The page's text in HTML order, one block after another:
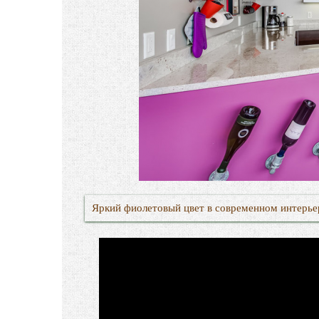
Яркий фиолетовый цвет в современном